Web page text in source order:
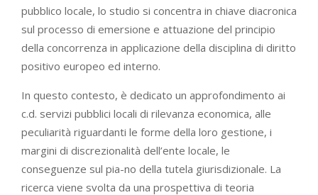
pubblico locale, lo studio si concentra in chiave diacronica
sul processo di emersione e attuazione del principio
della concorrenza in applicazione della disciplina di diritto
positivo europeo ed interno.
In questo contesto, è dedicato un approfondimento ai
c.d. servizi pubblici locali di rilevanza economica, alle
peculiarità riguardanti le forme della loro gestione, i
margini di discrezionalità dell’ente locale, le
conseguenze sul pia-no della tutela giurisdizionale. La
ricerca viene svolta da una prospettiva di teoria